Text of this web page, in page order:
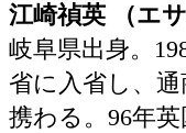
江崎禎英 （エ
岐阜県出身。
省に入省し、
携わる。96年